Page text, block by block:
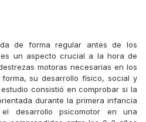
de forma regular antes de los
un aspecto crucial a la hora de
motoras necesarias en los
su desarrollo físico, social y
consistió en comprobar si la
durante la primera infancia
desarrollo psicomotor en una